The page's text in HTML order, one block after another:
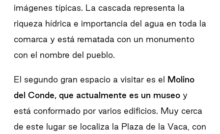
imágenes típicas. La cascada representa la
riqueza hídrica e importancia del agua en toda la
comarca y está rematada con un monumento
con el nombre del pueblo.
El segundo gran espacio a visitar es el Molino
del Conde, que actualmente es un museoy
está conformado por varios edificios. Muy cerca
de este lugar se localiza la Plaza de la Vaca, con